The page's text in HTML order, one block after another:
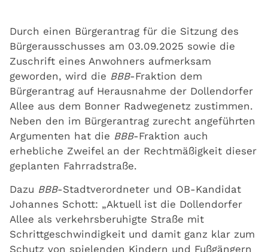
Durch einen Bürgerantrag für die Sitzung des
Bürgerausschusses am 03.09.2025 sowie die
Zuschrift eines Anwohners aufmerksam
geworden, wird die BBB-Fraktion dem
Bürgerantrag auf Herausnahme der Dollendorfer
Allee aus dem Bonner Radwegenetz zustimmen.
Neben den im Bürgerantrag zurecht angeführten
Argumenten hat die BBB-Fraktion auch
erhebliche Zweifel an der Rechtmäßigkeit dieser
geplanten Fahrradstraße.
Dazu BBB-Stadtverordneter und OB-Kandidat
Johannes Schott: „Aktuell ist die Dollendorfer
Allee als verkehrsberuhigte Straße mit
Schrittgeschwindigkeit und damit ganz klar zum
Schutz von spielenden Kindern und Fußgängern